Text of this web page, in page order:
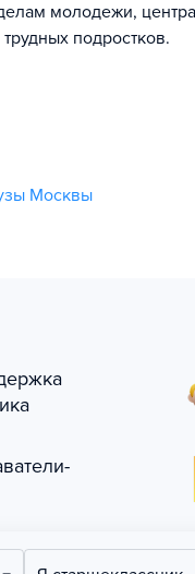
молодежи,
подростков.
Москвы